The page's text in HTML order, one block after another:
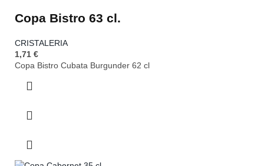
Copa Bistro 63 cl.
CRISTALERIA
1,71 €
Copa Bistro Cubata Burgunder 62 cl